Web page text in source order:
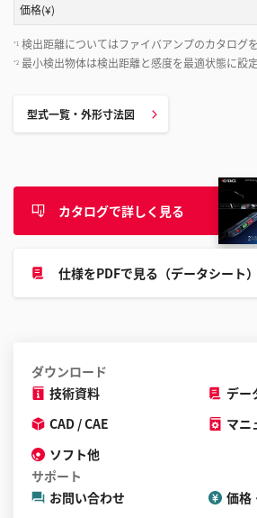
価格(¥)
*1 検出距離についてはファイバアンプのカタログ
*2 最小検出物体は検出距離と感度を最適状態に設
型式一覧・外形寸法図
カタログで詳しく見る
仕様をPDFで見る（データシート）
ダウンロード
技術資料
デー
CAD / CAE
マニ
ソフト他
サポート
お問い合わせ
価格